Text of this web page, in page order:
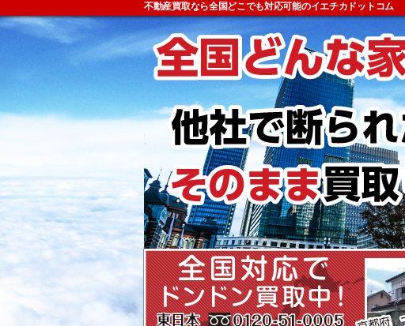
不動産買取なら全国どこでも対応可能のイエチカドットコム